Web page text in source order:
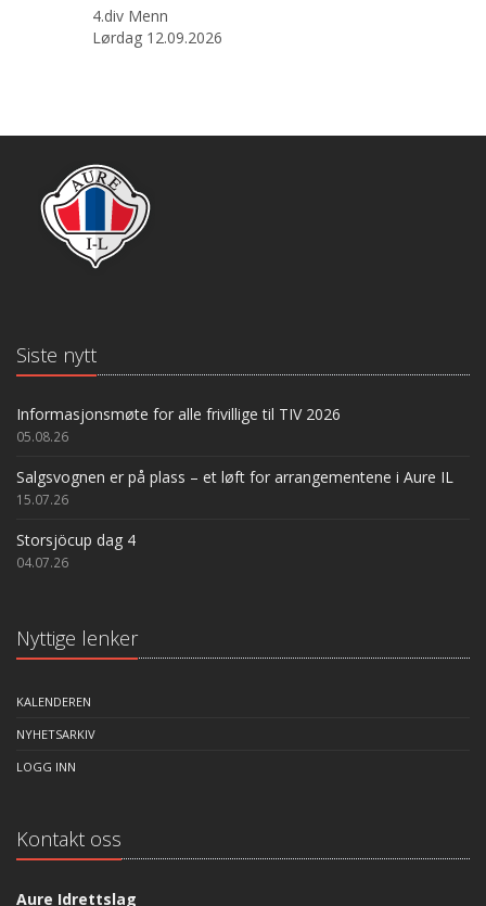
4.div Menn
Lørdag 12.09.2026
Siste nytt
Informasjonsmøte for alle frivillige til TIV 2026
05.08.26
Salgsvognen er på plass – et løft for arrangementene i Aure IL
15.07.26
Storsjöcup dag 4
04.07.26
Nyttige lenker
KALENDEREN
NYHETSARKIV
LOGG INN
Kontakt oss
Aure Idrettslag